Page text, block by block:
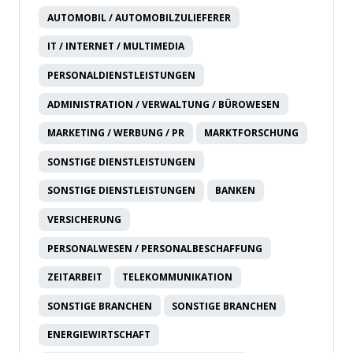
AUTOMOBIL / AUTOMOBILZULIEFERER
IT / INTERNET / MULTIMEDIA
PERSONALDIENSTLEISTUNGEN
ADMINISTRATION / VERWALTUNG / BÜROWESEN
MARKETING / WERBUNG / PR MARKTFORSCHUNG
SONSTIGE DIENSTLEISTUNGEN
SONSTIGE DIENSTLEISTUNGEN BANKEN
VERSICHERUNG
PERSONALWESEN / PERSONALBESCHAFFUNG
ZEITARBEIT TELEKOMMUNIKATION
SONSTIGE BRANCHEN SONSTIGE BRANCHEN
ENERGIEWIRTSCHAFT